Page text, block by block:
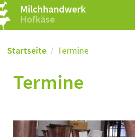
Milchhandwerk
Hofkäse
Startseite Termine
Termine